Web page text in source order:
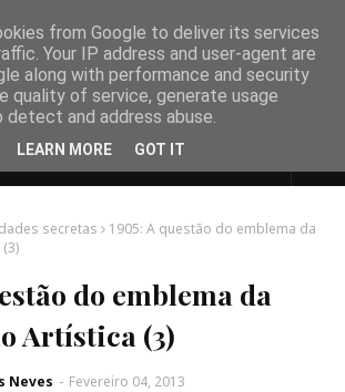
secretas
1905: A questão do emblema da
do emblema da
Artística (3)
Neves - Fevereiro 04, 2013
from Google to deliver its services
Your IP address and user-agent are
along with performance and security
quality of service, generate usage
and address abuse.
LEARN MORE GOT IT